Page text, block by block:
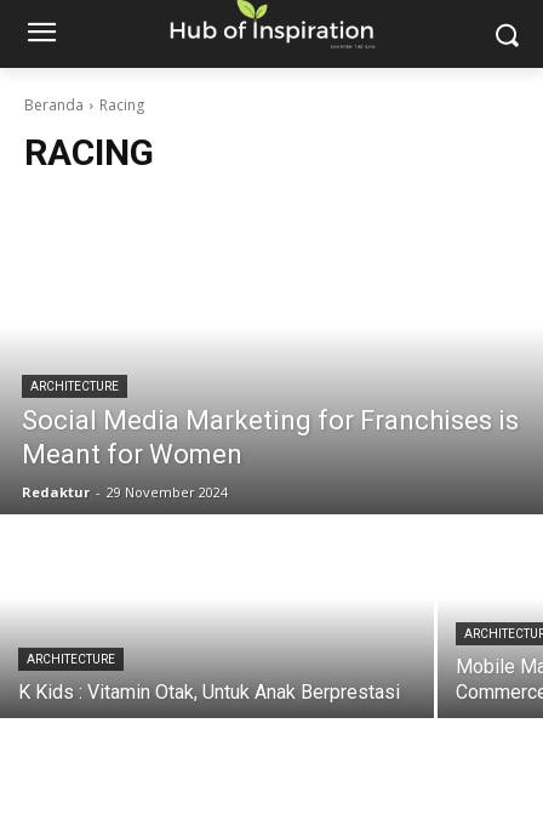
Beranda Racing
RACING
ARCHITECTURE
Social Media Marketing for Franchises is
Meant for Women
Redaktur - 29 November 2024
ARCHITECTURE
K Kids : Vitamin Otak, Untuk Anak Berprestasi
Mobile